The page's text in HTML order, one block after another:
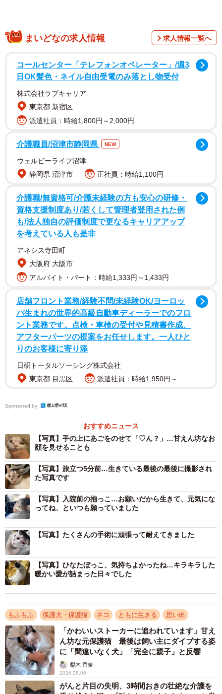
その猫こそ、王子くん。
顔がどこかも分からない状態
動物病院では咬傷であると診断され、抗生物質を投与。効
果が切れる2週間後に、今後の治療方針を決めることとなり
しかし、知人の強い勧めにより、2週間後、別病院でセカン
ろ、鼻腔の骨が溶けていたことが判明。「アスペルギル
ス」の疑いがあると告げられました。
3/16
患部が痛々しいため、SNSではモザイク処理をして近況報告していた
アスペルギルスは、自然界に広く存在しているカビ（真
まいどなの求人情報 求人情報一覧へ
コールセンター「テレフォンオペレーター」/週3
日OK髪色・ネイル自由受電のみ落とし物受付
株式会社ラブキャリア
東京都 新宿区
派遣社員：時給1,800円～2,000円
介護職員/沼津市静岡県 NEW
ウェルビーライフ沼津
静岡県 沼津市
正社員：時給1,100円
介護職/無資格可/介護未経験の方も安心の研修・
資格支援制度あり/若くして管理者登用された例
も/法人独自の評価制度で更なるキャリアアップ
を考えている人も是非
アネシス寺田町
大阪府 大阪市
アルバイト・パート：時給1,333円～1,433円
店舗フロント業務/経験不問/未経験OK/ヨーロッ
パ生まれの世界的高級自動車ディーラーでのフロ
ント業務です。点検・車検の受付や見積書作成、
アフターパーツの提案をお任せします。一人ひと
りのお客様に寄り添
日研トータルソーシング株式会社
東京都 目黒区
派遣社員：時給1,950円～
Sponsored by
おすすめニュース
【写真】手の上にあごをのせて「♡ん？」…甘えん坊なお
顔を見せることも
【写真】旅立つ5分前…生きている最後の最後に撮影され
た写真です
【写真】入院前の抱っこ…お願いだから生きて、元気にな
ってね、といつも願っていました
【写真】たくさんの手術に頑張って耐えてきました
【写真】ひなたぼっこ、気持ちよかったね…キラキラした
暖かい愛が詰まった日々でした
もふもふ 保護犬・保護猫 ネコ ともに生きる 思い出
「かわいいストーカーに追われています」甘え
ん坊な元保護猫 最後は飼い主にダイブする姿
に「間違いなく犬」「完全に親子」と反響
梨木 香奈
2026.08.06
がんと片目の失明、3時間おきの壮絶な介護を